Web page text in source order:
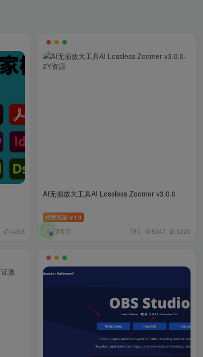
4218
AI无损放大工具AI Lossless Zoomer v3.0.0
付费阅读 ￥ 1.9
2年前 0 5347 1220